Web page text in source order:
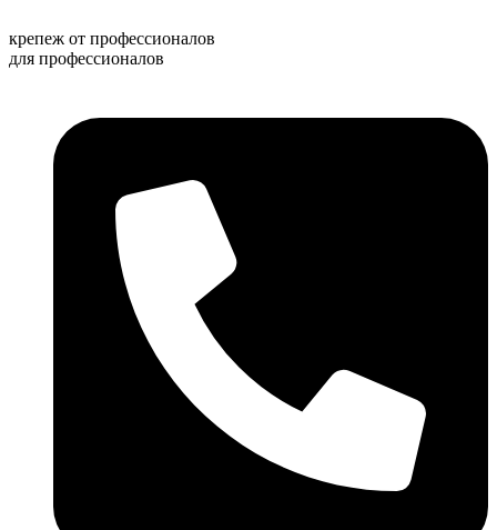
к
содержимому
крепеж от профессионалов
для профессионалов